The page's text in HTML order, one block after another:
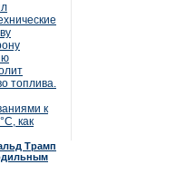
топлива.
к
как
Трамп